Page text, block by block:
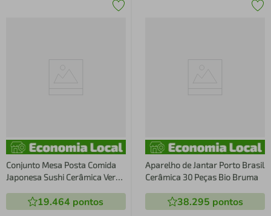
Conjunto Mesa Posta Comida
Japonesa Sushi Cerâmica Verde
19.464 pontos
Aparelho de Jantar Porto Brasil
Cerâmica 30 Peças Bio Bruma
38.295 pontos